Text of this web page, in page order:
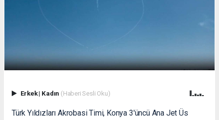
Erkek| Kadın (Haberi Sesli Oku)
Türk Yıldızları Akrobasi Timi, Konya 3'üncü Ana Jet Üs